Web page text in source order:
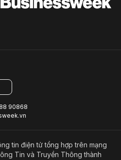
90868
tin điện tử tổng hợp trên mạng
Tin và Truyền Thông thành